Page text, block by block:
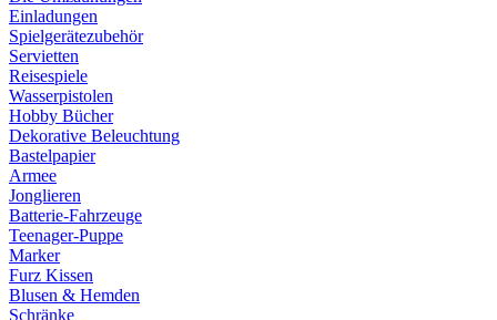
Einladungen
Spielgerätezubehör
Servietten
Reisespiele
Wasserpistolen
Hobby Bücher
Dekorative Beleuchtung
Bastelpapier
Armee
Jonglieren
Batterie-Fahrzeuge
Teenager-Puppe
Marker
Furz Kissen
Blusen & Hemden
Schränke